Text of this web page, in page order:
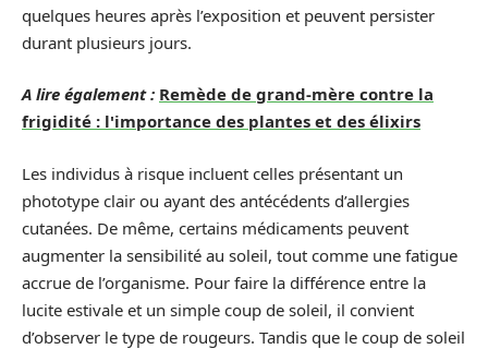
quelques heures après l’exposition et peuvent persister
durant plusieurs jours.
A lire également : Remède de grand-mère contre la
frigidité : l'importance des plantes et des élixirs
Les individus à risque incluent celles présentant un
phototype clair ou ayant des antécédents d’allergies
cutanées. De même, certains médicaments peuvent
augmenter la sensibilité au soleil, tout comme une fatigue
accrue de l’organisme. Pour faire la différence entre la
lucite estivale et un simple coup de soleil, il convient
d’observer le type de rougeurs. Tandis que le coup de soleil